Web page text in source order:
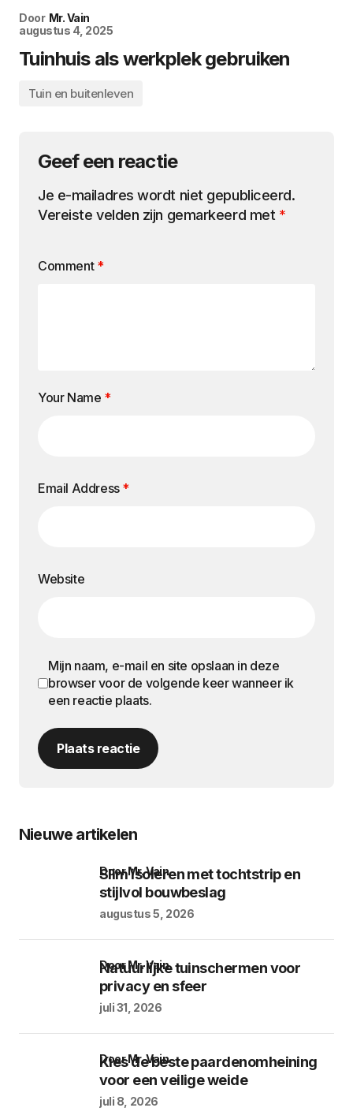
Door Mr. Vain
augustus 4, 2025
Tuinhuis als werkplek gebruiken
Tuin en buitenleven
Geef een reactie
Je e-mailadres wordt niet gepubliceerd.
Vereiste velden zijn gemarkeerd met *
Comment *
Your Name *
Email Address *
Website
Mijn naam, e-mail en site opslaan in deze
browser voor de volgende keer wanneer ik
een reactie plaats.
Plaats reactie
Nieuwe artikelen
Slim isoleren met tochtstrip en
stijlvol bouwbeslag
door Mr. Vain
augustus 5, 2026
Natuurlijke tuinschermen voor
privacy en sfeer
door Mr. Vain
juli 31, 2026
Kies de beste paardenomheining
voor een veilige weide
door Mr. Vain
juli 8, 2026